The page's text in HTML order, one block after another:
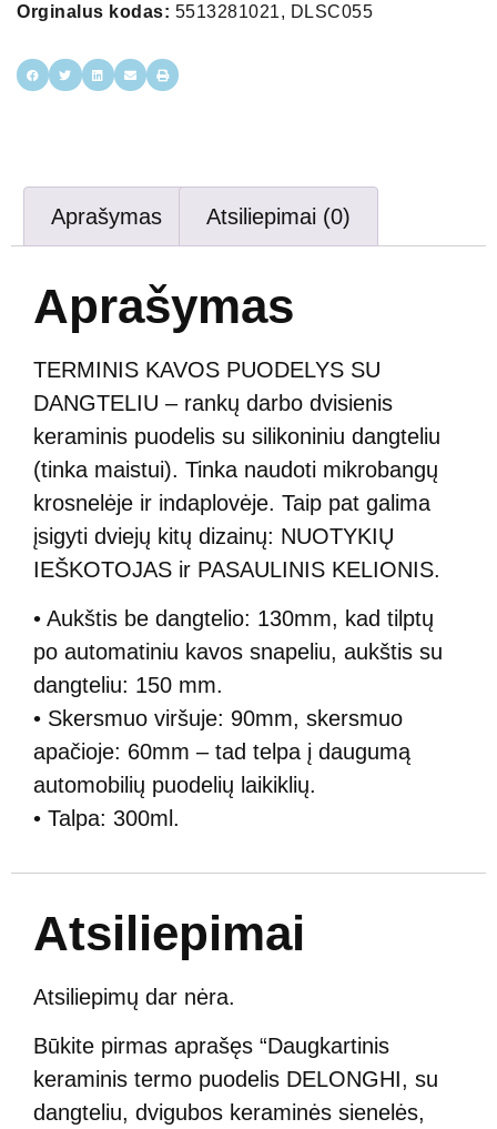
Orginalus kodas: 5513281021, DLSC055
Aprašymas Atsiliepimai (0)
Aprašymas
TERMINIS KAVOS PUODELYS SU
DANGTELIU – rankų darbo dvisienis
keraminis puodelis su silikoniniu dangteliu
(tinka maistui). Tinka naudoti mikrobangų
krosnelėje ir indaplovėje. Taip pat galima
įsigyti dviejų kitų dizainų: NUOTYKIŲ
IEŠKOTOJAS ir PASAULINIS KELIONIS.
• Aukštis be dangtelio: 130mm, kad tilptų
po automatiniu kavos snapeliu, aukštis su
dangteliu: 150 mm.
• Skersmuo viršuje: 90mm, skersmuo
apačioje: 60mm – tad telpa į daugumą
automobilių puodelių laikiklių.
• Talpa: 300ml.
Atsiliepimai
Atsiliepimų dar nėra.
Būkite pirmas aprašęs “Daugkartinis
keraminis termo puodelis DELONGHI, su
dangteliu, dvigubos keraminės sienelės,